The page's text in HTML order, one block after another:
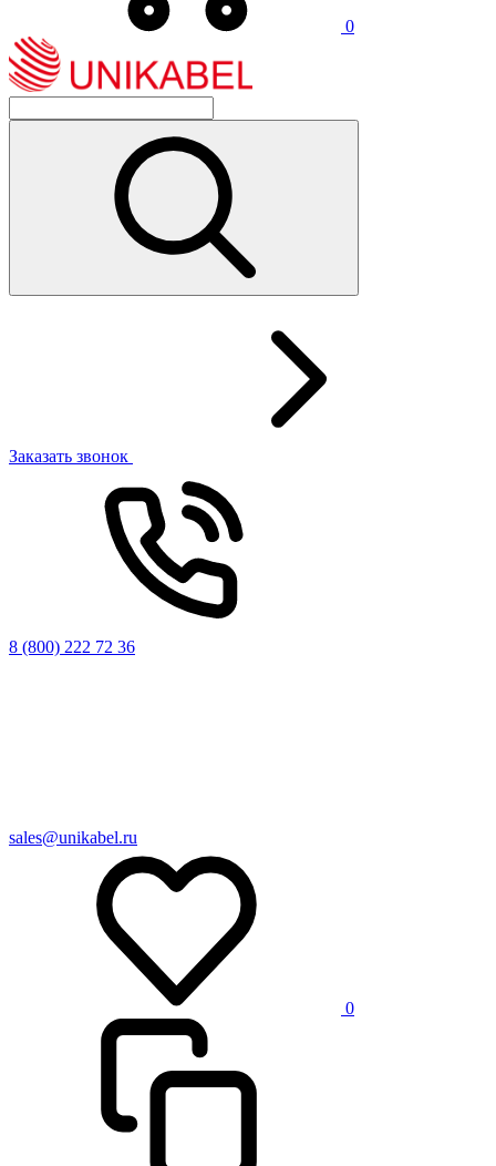
0
Заказать звонок
8 (800) 222 72 36
sales@unikabel.ru
0